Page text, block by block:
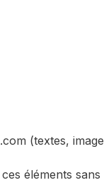
(textes,
éléments